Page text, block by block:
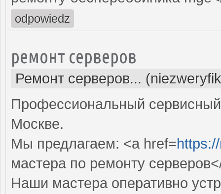
odpowiedz
ремонт серверов
Ремонт серверов...
Профессиональный
Москве.
Мы предлагаем: <a href=
мастера по ремонту
Наши мастера оперативно